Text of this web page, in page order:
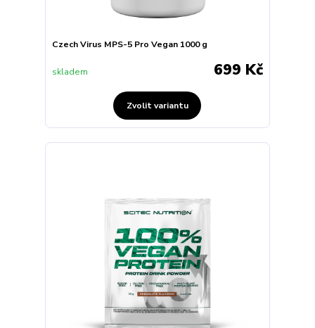
Czech Virus MPS-5 Pro Vegan 1000 g
699 Kč
skladem
Zvolit variantu